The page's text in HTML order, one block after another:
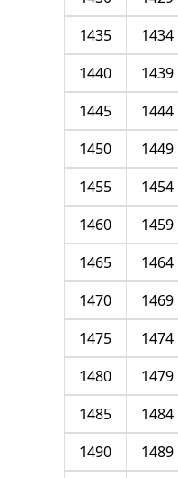
1434
1435
1439
1440
1444
1445
1449
1450
1454
1455
1459
1460
1464
1465
1469
1470
1474
1475
1479
1480
1484
1485
1489
1490